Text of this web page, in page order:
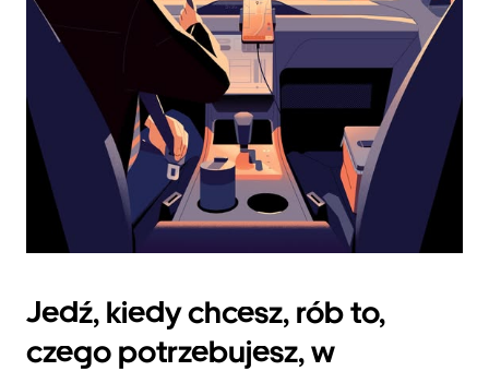
kalendarz.
Jedź, kiedy chcesz, rób to,
czego potrzebujesz, w